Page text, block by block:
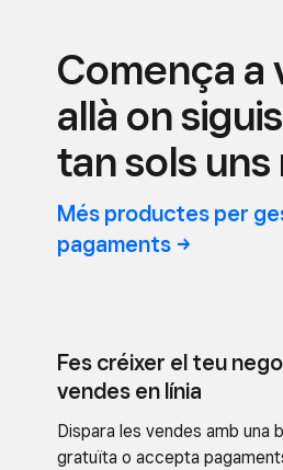
Comença a
allà on
tan sols
Més productes per
pagaments
Fes créixer el teu
vendes en línia
Dispara les vendes amb una
gratuïta o accepta